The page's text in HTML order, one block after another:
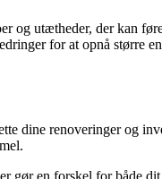
og utætheder, der kan
for at opnå større
dine renoveringer og
gør en forskel for både